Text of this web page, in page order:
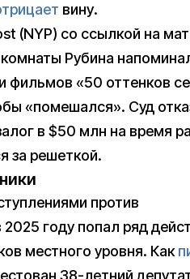
вину.
(NYP) cо ссылкой на
комнаты Рубина
фильмов «50 оттенков
«помешался». Суд
в $50 млн на время
за решеткой.
против
году попал ряд
местного уровня. Как